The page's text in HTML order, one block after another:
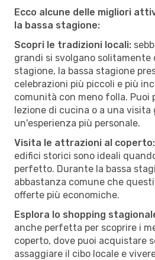
Ecco alcune delle migliori
la bassa stagione:
Scopri le tradizioni locali:
grandi si svolgano solitamente
stagione, la bassa stagione
celebrazioni più piccoli e più
comunità con meno folla. Puoi
lezione di cucina o a una visita
un'esperienza più personale.
Visita le attrazioni al coperto:
edifici storici sono ideali
perfetto. Durante la bassa
abbastanza comune che
offerte più economiche.
Esplora lo shopping
anche perfetta per scoprire i
coperto, dove puoi acquistare
assaggiare il cibo locale e